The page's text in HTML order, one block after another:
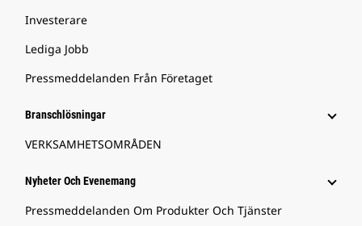
Investerare
Lediga Jobb
Pressmeddelanden Från Företaget
Branschlösningar
VERKSAMHETSOMRÅDEN
Nyheter Och Evenemang
Pressmeddelanden Om Produkter Och Tjänster